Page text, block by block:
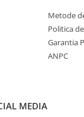
Metode
Politica
Garantia
ANPC
MEDIA